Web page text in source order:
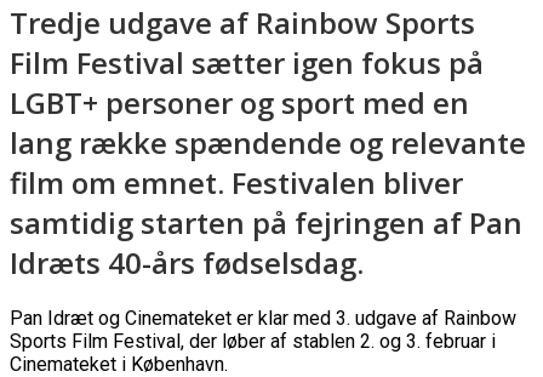
Tredje udgave af Rainbow Sports
Film Festival sætter igen fokus på
LGBT+ personer og sport med en
lang række spændende og relevante
film om emnet. Festivalen bliver
samtidig starten på fejringen af Pan
Idræts 40-års fødselsdag.
Pan Idræt og Cinemateket er klar med 3. udgave af Rainbow
Sports Film Festival, der løber af stablen 2. og 3. februar i
Cinemateket i København.